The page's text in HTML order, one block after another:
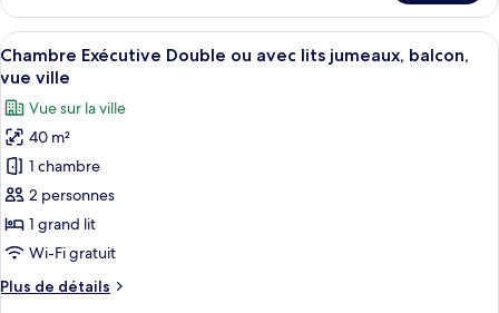
Double
ou
avec
lits
jumeaux,
balcon
le
type
de
chambre
Deluxe
Double
ou
avec
lits
balcon
Afficher
toutes
les
photos
pour
ce
type
de
chambre :
Exécutive
Une chambre moderne avec un
3
Chambre Exécutive Double ou avec lits jumeaux, balcon,
vue ville
Vue sur la ville
40 m²
1 chambre
2 personnes
1 grand lit
Wi-Fi gratuit
Plus de détails
Plus